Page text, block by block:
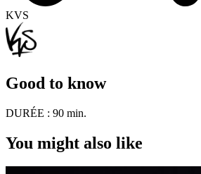
KVS
Good to know
DURÉE : 90 min.
You might also like